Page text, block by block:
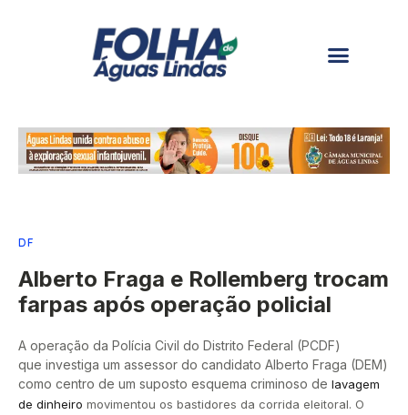
DF
Alberto Fraga e Rollemberg trocam
farpas após operação policial
A operação da Polícia Civil do Distrito Federal (PCDF)
que investiga um assessor do candidato Alberto Fraga (DEM)
como centro de um suposto esquema criminoso de lavagem
de dinheiro movimentou os bastidores da corrida eleitoral. O